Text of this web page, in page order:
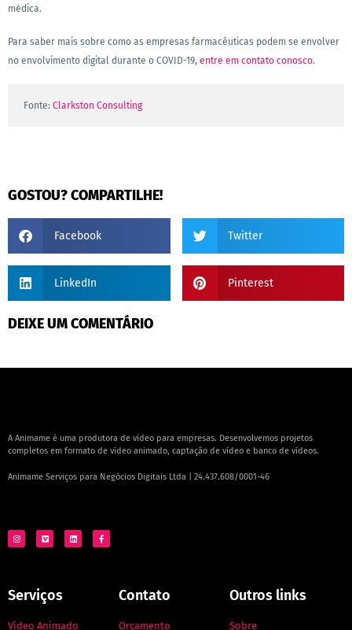
médica.
Para saber mais sobre como as empresas farmacêuticas podem se envolver
no envolvimento digital durante o COVID-19, entre em contato conosco.
Fonte: Clarkston Consulting
GOSTOU? COMPARTILHE!
Facebook Twitter
LinkedIn Pinterest
DEIXE UM COMENTÁRIO
A Animame é uma produtora de vídeo para empresas. Desenvolvemos projetos
completos em formato de vídeo animado, captação de vídeo e banco de vídeos.
Animame Serviços para Negócios Digitais Ltda | 24.437.608/0001-46
Serviços
Vídeo Animado
Contato
Orçamento
Outros links
Sobre